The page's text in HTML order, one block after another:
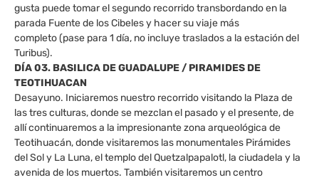
gusta puede tomar el segundo recorrido transbordando en la
parada Fuente de los Cibeles y hacer su viaje más
completo (pase para 1 día, no incluye traslados a la estación del
Turibus).
DÍA 03. BASILICA DE GUADALUPE / PIRAMIDES DE
TEOTIHUACAN
Desayuno. Iniciaremos nuestro recorrido visitando la Plaza de
las tres culturas, donde se mezclan el pasado y el presente, de
allí continuaremos a la impresionante zona arqueológica de
Teotihuacán, donde visitaremos las monumentales Pirámides
del Sol y La Luna, el templo del Quetzalpapalotl, la ciudadela y la
avenida de los muertos. También visitaremos un centro